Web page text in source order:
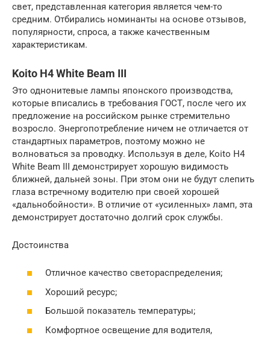
свет, представленная категория является чем-то
средним. Отбирались номинанты на основе отзывов,
популярности, спроса, а также качественным
характеристикам.
Koito H4 White Beam III
Это однонитевые лампы японского производства,
которые вписались в требования ГОСТ, после чего их
предложение на российском рынке стремительно
возросло. Энергопотребление ничем не отличается от
стандартных параметров, поэтому можно не
волноваться за проводку. Используя в деле, Koito H4
White Beam III демонстрирует хорошую видимость
ближней, дальней зоны. При этом они не будут слепить
глаза встречному водителю при своей хорошей
«дальнобойности». В отличие от «усиленных» ламп, эта
демонстрирует достаточно долгий срок службы.
Достоинства
Отличное качество светораспределения;
Хороший ресурс;
Большой показатель температуры;
Комфортное освещение для водителя,